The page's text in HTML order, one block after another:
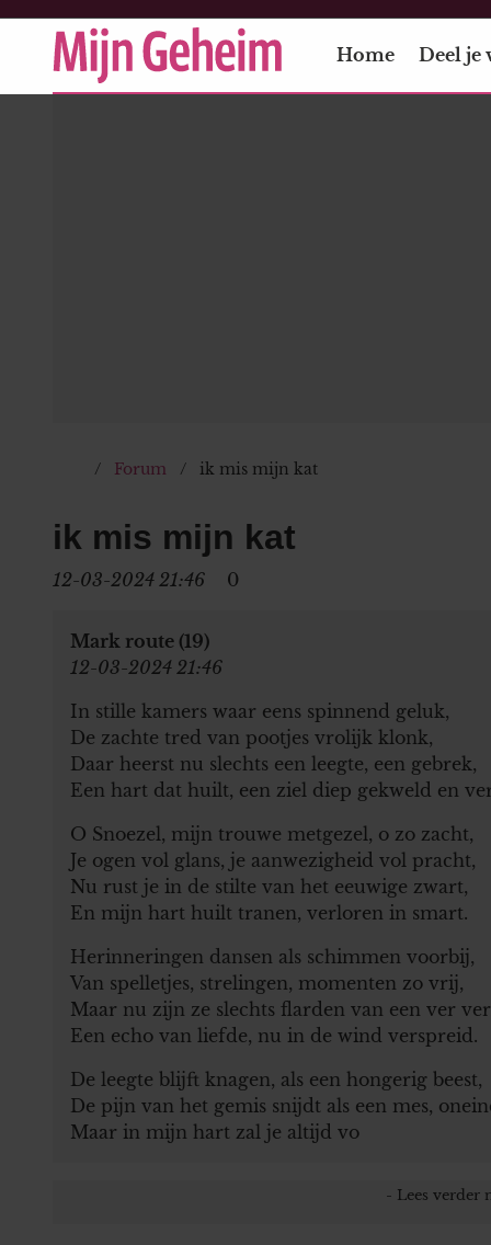
Home Deel je
Forum ik mis mijn kat
ik mis mijn kat
12-03-2024 21:46 0
Mark route (19)
12-03-2024 21:46
In stille kamers waar eens spinnend geluk,
De zachte tred van pootjes vrolijk klonk,
Daar heerst nu slechts een leegte, een gebrek,
Een hart dat huilt, een ziel diep gekweld en
O Snoezel, mijn trouwe metgezel, o zo zacht,
Je ogen vol glans, je aanwezigheid vol pracht,
Nu rust je in de stilte van het eeuwige zwart,
En mijn hart huilt tranen, verloren in smart.
Herinneringen dansen als schimmen voorbij,
Van spelletjes, strelingen, momenten zo vrij,
Maar nu zijn ze slechts flarden van een ver
Een echo van liefde, nu in de wind verspreid.
De leegte blijft knagen, als een hongerig beest,
De pijn van het gemis snijdt als een mes,
Maar in mijn hart zal je altijd vo